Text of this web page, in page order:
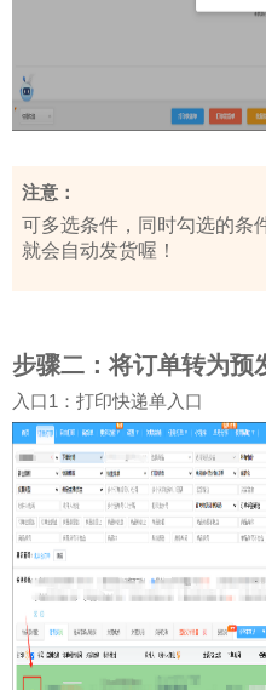
注意：
可多选条件，同时勾选的条
就会自动发货喔！
步骤二：将订单转为预
入口1 ：打印快递单入口